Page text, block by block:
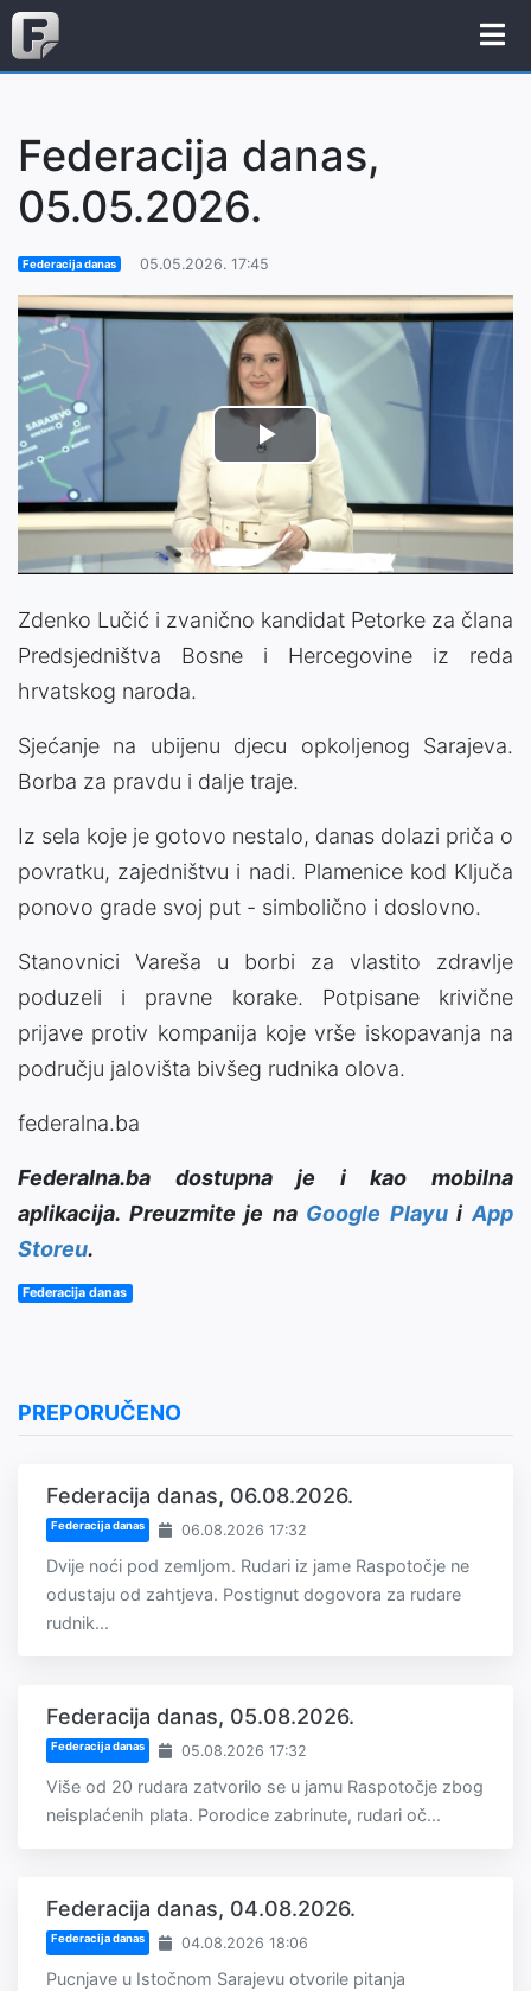
Federacija danas,
05.05.2026.
Federacija danas 05.05.2026. 17:45
Play
Video
Zdenko Lučić i zvanično kandidat Petorke za člana
Predsjedništva Bosne i Hercegovine iz reda
hrvatskog naroda.
Sjećanje na ubijenu djecu opkoljenog Sarajeva.
Borba za pravdu i dalje traje.
Iz sela koje je gotovo nestalo, danas dolazi priča o
povratku, zajedništvu i nadi. Plamenice kod Ključa
ponovo grade svoj put - simbolično i doslovno.
Stanovnici Vareša u borbi za vlastito zdravlje
poduzeli i pravne korake. Potpisane krivične
prijave protiv kompanija koje vrše iskopavanja na
području jalovišta bivšeg rudnika olova.
federalna.ba
Federalna.ba dostupna je i kao mobilna
aplikacija. Preuzmite je na Google PlayuiApp
Storeu.
Federacija danas
PREPORUČENO
Federacija danas, 06.08.2026.
Federacija danas 06.08.2026 17:32
Dvije noći pod zemljom. Rudari iz jame Raspotočje ne
odustaju od zahtjeva. Postignut dogovora za rudare
rudnik...
Federacija danas, 05.08.2026.
Federacija danas 05.08.2026 17:32
Više od 20 rudara zatvorilo se u jamu Raspotočje zbog
neisplaćenih plata. Porodice zabrinute, rudari oč...
Federacija danas, 04.08.2026.
Federacija danas 04.08.2026 18:06
Pucnjave u Istočnom Sarajevu otvorile pitanja